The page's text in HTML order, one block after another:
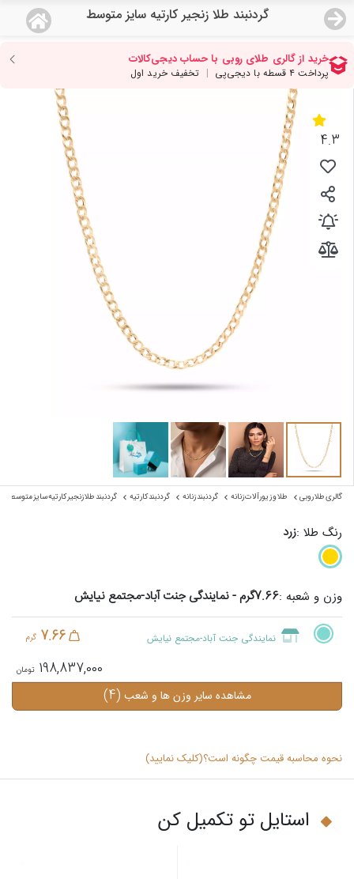
گردنبند طلا زنجیر کارتیه سایز متوسط
منو
صفحه اصلی
دسته بندی محصولات
نمایندگی ها
مجله روبی
درباره ما
4.3
گالری طلا روبی طلا و زیورآلات زنانه گردنبند زنانه گردنبند کارتیه گردنبند طلا زنجیر کارتیه سایز متوسط
رنگ طلا :زرد
وزن و شعبه :7.66گرم - نمایندگی جنت آباد-مجتمع نیایش
نمایندگی جنت آباد-مجتمع نیایش 7.66 گرم
198,837,000
مشاهده سایر وزن ها و شعب (4)
نحوه محاسبه قیمت چگونه است؟(کلیک نمایید)
استایل تو تکمیل کن